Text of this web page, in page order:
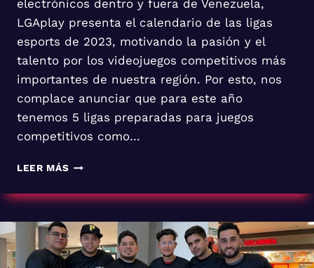
electrónicos dentro y fuera de Venezuela,
LGAplay presenta el calendario de las ligas
esports de 2023, motivando la pasión y el
talento por los videojuegos competitivos más
importantes de nuestra región. Por esto, nos
complace anunciar que para este año
tenemos 5 ligas preparadas para juegos
competitivos como…
LEER MÁSLGAPLAY
5
COMPETITIVAS
DE
ESPORTS